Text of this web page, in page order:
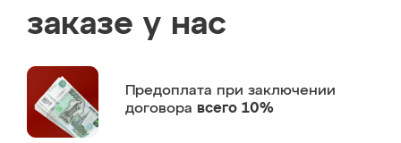
заказе у нас
Предоплата при заключении
договора всего 10%